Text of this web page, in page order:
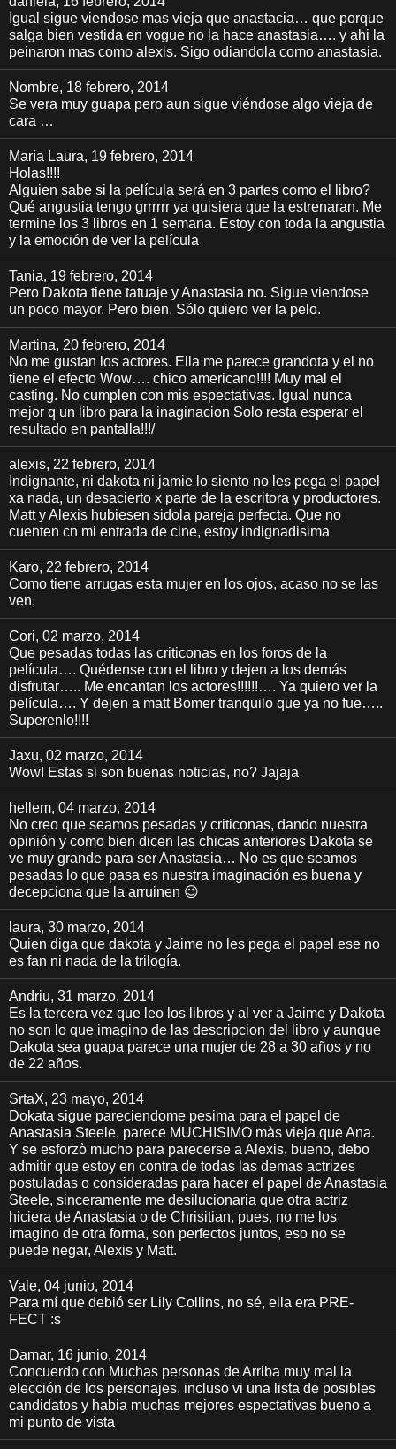
Igual sigue viendose mas vieja que anastacia… que porque
salga bien vestida en vogue no la hace anastasia…. y ahi la
peinaron mas como alexis. Sigo odiandola como anastasia.
Nombre, 18 febrero, 2014
Se vera muy guapa pero aun sigue viéndose algo vieja de
cara …
María Laura, 19 febrero, 2014
Holas!!!!
Alguien sabe si la película será en 3 partes como el libro?
Qué angustia tengo grrrrrr ya quisiera que la estrenaran. Me
termine los 3 libros en 1 semana. Estoy con toda la angustia
y la emoción de ver la película
Tania, 19 febrero, 2014
Pero Dakota tiene tatuaje y Anastasia no. Sigue viendose
un poco mayor. Pero bien. Sólo quiero ver la pelo.
Martina, 20 febrero, 2014
No me gustan los actores. Ella me parece grandota y el no
tiene el efecto Wow…. chico americano!!!! Muy mal el
casting. No cumplen con mis espectativas. Igual nunca
mejor q un libro para la inaginacion Solo resta esperar el
resultado en pantalla!!!/
alexis, 22 febrero, 2014
Indignante, ni dakota ni jamie lo siento no les pega el papel
xa nada, un desacierto x parte de la escritora y productores.
Matt y Alexis hubiesen sidola pareja perfecta. Que no
cuenten cn mi entrada de cine, estoy indignadisima
Karo, 22 febrero, 2014
Como tiene arrugas esta mujer en los ojos, acaso no se las
ven.
Cori, 02 marzo, 2014
Que pesadas todas las criticonas en los foros de la
película…. Quédense con el libro y dejen a los demás
disfrutar….. Me encantan los actores!!!!!!…. Ya quiero ver la
película…. Y dejen a matt Bomer tranquilo que ya no fue…..
Superenlo!!!!
Jaxu, 02 marzo, 2014
Wow! Estas si son buenas noticias, no? Jajaja
hellem, 04 marzo, 2014
No creo que seamos pesadas y criticonas, dando nuestra
opinión y como bien dicen las chicas anteriores Dakota se
ve muy grande para ser Anastasia… No es que seamos
pesadas lo que pasa es nuestra imaginación es buena y
decepciona que la arruinen 😉
laura, 30 marzo, 2014
Quien diga que dakota y Jaime no les pega el papel ese no
es fan ni nada de la trilogía.
Andriu, 31 marzo, 2014
Es la tercera vez que leo los libros y al ver a Jaime y Dakota
no son lo que imagino de las descripcion del libro y aunque
Dakota sea guapa parece una mujer de 28 a 30 años y no
de 22 años.
SrtaX, 23 mayo, 2014
Dokata sigue pareciendome pesima para el papel de
Anastasia Steele, parece MUCHISIMO màs vieja que Ana.
Y se esforzò mucho para parecerse a Alexis, bueno, debo
admitir que estoy en contra de todas las demas actrizes
postuladas o consideradas para hacer el papel de Anastasia
Steele, sinceramente me desilucionaria que otra actriz
hiciera de Anastasia o de Chrisitian, pues, no me los
imagino de otra forma, son perfectos juntos, eso no se
puede negar, Alexis y Matt.
Vale, 04 junio, 2014
Para mí que debió ser Lily Collins, no sé, ella era PRE-
FECT :s
Damar, 16 junio, 2014
Concuerdo con Muchas personas de Arriba muy mal la
elección de los personajes, incluso vi una lista de posibles
candidatos y habia muchas mejores espectativas bueno a
mi punto de vista